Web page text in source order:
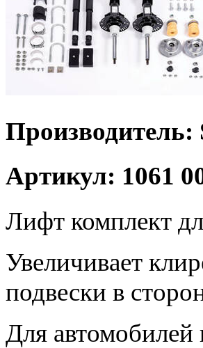
Артикул: 1061
Лифт комплект
Увеличивает
подвески в
Для